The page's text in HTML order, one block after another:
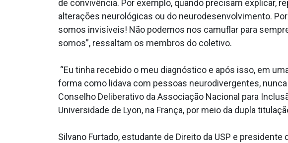
de convivência. Por exemplo, quando precisam explicar,
alterações neurológicas ou do neurodesenvolvimento.
somos invisíveis! Não podemos nos camuflar para
somos”, ressaltam os membros do coletivo.
“Eu tinha recebido o meu diagnóstico e após isso, em
forma como lidava com pessoas neurodivergentes, nunca
Conselho Deliberativo da Associação Nacional para
Universidade de Lyon, na França, por meio da dupla
Silvano Furtado, estudante de Direito da USP e presidente